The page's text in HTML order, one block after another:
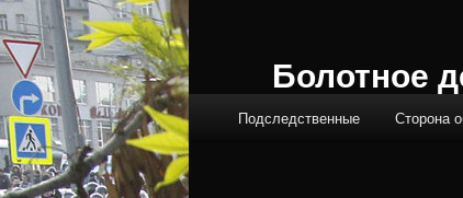
Болотное
Подследственные Сторона